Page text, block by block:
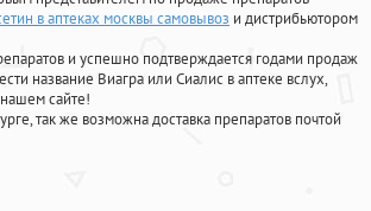
в аптеках москвы самовывоз и дистрибьютором
и успешно подтверждается годами продаж
название Виагра или Сиалис в аптеке вслух,
сайте!
так же возможна доставка препаратов почтой